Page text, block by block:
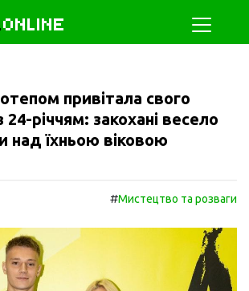
ONLINE
привітала свого
24-річчям: закохані весело
над їхньою віковою
#Мистецтво та розваги